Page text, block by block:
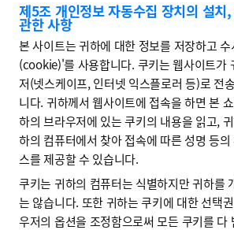
제5조 개인정보 자동수집 장치의 설치
관한 사항
본 사이트는 귀하에 대한 정보를 저장하고
(cookie)'를 사용합니다. 쿠키는 웹사이트가
저(넷스케이프, 인터넷 익스플로러 등)로 전
니다. 귀하께서 웹사이트에 접속을 하면 본
하의 브라우저에 있는 쿠키의 내용을 읽고,
하의 컴퓨터에서 찾아 접속에 따른 성명 등
스를 제공할 수 있습니다.
쿠키는 귀하의 컴퓨터는 식별하지만 귀하를
는 않습니다. 또한 귀하는 쿠키에 대한 선택
우저의 옵션을 조정함으로써 모든 쿠키를 다